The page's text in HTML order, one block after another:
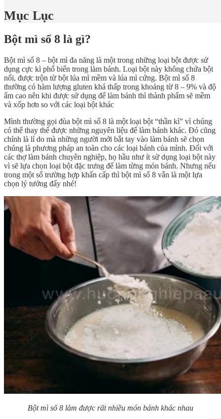
Mục Lục
Bột mì số 8 là gì?
Bột mì số 8 – bột mì đa năng là một trong những loại bột được sử
dụng cực kì phổ biến trong làm bánh. Loại bột này không chứa bột
nổi, được trộn từ bột lúa mì mềm và lúa mì cứng. Bột mì số 8
thường có hàm lượng gluten khá thấp trong khoảng từ 8 – 9% và độ
ẩm cao nên khi được sử dụng để làm bánh thì thành phẩm sẽ mềm
và xốp hơn so với các loại bột khác
Mình thường gọi đùa bột mì số 8 là một loại bột “thần kì” vì chúng
có thể thay thế được những nguyên liệu để làm bánh khác. Đó cũng
chính là lí do mà những người mới bắt tay vào làm bánh sẽ chọn
chúng là phương pháp an toàn cho các loại bánh của mình. Đối với
các thợ làm bánh chuyên nghiệp, họ hầu như ít sử dụng loại bột này
vì sẽ lựa chọn loại bột đặc trưng để làm từng món bánh. Nhưng nếu
trong một số trường hợp khẩn cấp thì bột mì số 8 vẫn là một lựa
chọn lý tưởng đấy nhé!
Bột mì số 8 làm được rất nhiều món bánh khác nhau